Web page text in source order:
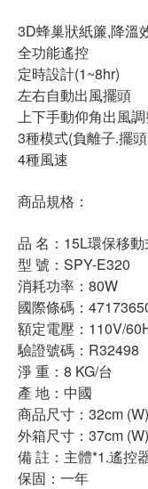
3D蜂巢狀紙簾,降溫
全功能遙控
定時設計(1~8hr)
左右自動出風擺頭
上下手動仰角出風
3種模式(負離子.擺
4種風速
商品規格：
品 名：15L環保移
型 號：SPY-E320
消耗功率：80W
國際條碼：
額定電壓：110V/
驗證號碼：R32498
淨 重：8 KG/台
產 地：中國
商品尺寸：32cm
外箱尺寸：37cm
備 註：主體*1.遙控
保固：一年